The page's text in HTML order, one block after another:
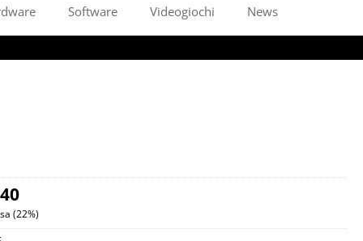
Software Videogiochi News
(22%)